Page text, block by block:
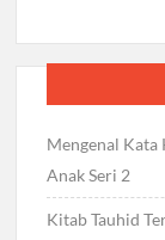
Mengenal Kata
Anak Seri 2
Kitab Tauhid